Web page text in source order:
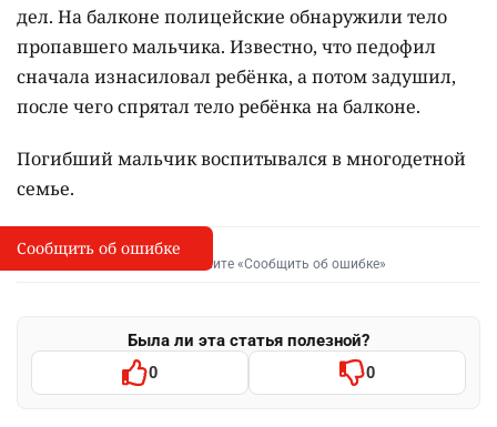
дел. На балконе полицейские обнаружили тело
пропавшего мальчика. Известно, что педофил
сначала изнасиловал ребёнка, а потом задушил,
после чего спрятал тело ребёнка на балконе.
Погибший мальчик воспитывался в многодетной
семье.
I
Сообщить об опечатке
Выделите фрагмент и нажмите «Сообщить об ошибке»
Была ли эта статья полезной?
0 0
Сообщить об ошибке